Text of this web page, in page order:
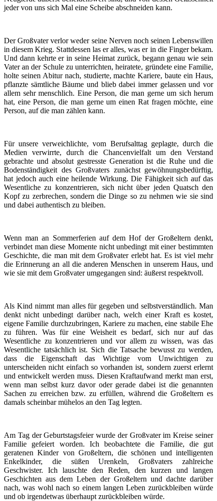
jeder von uns sich Mal eine Scheibe abschneiden kann.
Der Großvater verlor weder seine Nerven noch seinen Lebenswillen
in diesem Krieg. Stattdessen las er alles, was er in die Finger bekam.
Und dann kehrte er in seine Heimat zurück, begann genau wie sein
Vater an der Schule zu unterrichten, heiratete, gründete eine Familie,
holte seinen Abitur nach, studierte, machte Kariere, baute ein Haus,
pflanzte sämtliche Bäume und blieb dabei immer gelassen und vor
allem sehr menschlich. Eine Person, die man gerne um sich herum
hat, eine Person, die man gerne um einen Rat fragen möchte, eine
Person, auf die man zählen kann.
Für unsere verweichlichte, vom Berufsalttag geplagte, durch die
Medien verwirrte, durch die Chancenvielfalt um den Verstand
gebrachte und absolut gestresste Generation ist die Ruhe und die
Bodenständigkeit des Großvaters zunächst gewöhnungsbedürftig,
hat jedoch auch eine heilende Wirkung. Die Fähigkeit sich auf das
Wesentliche zu konzentrieren, sich nicht über jeden Quatsch den
Kopf zu zerbrechen, sondern die Dinge so zu nehmen wie sie sind
und dabei authentisch zu bleiben.
Wenn man an Sommerferien auf dem Hof der Großeltern denkt,
verbindet man diese Momente nicht unbedingt mit einer bestimmten
Geschichte, die man mit dem Großvater erlebt hat. Es ist viel mehr
die Erinnerung an all die anderen Menschen in unserem Haus, und
wie sie mit dem Großvater umgegangen sind: äußerst respektvoll.
Als Kind nimmt man alles für gegeben und selbstverständlich. Man
denkt nicht unbedingt darüber nach, welch einer Kraft es kostet,
eigene Familie durchzubringen, Kariere zu machen, eine stabile Ehe
zu führen. Was für eine Weisheit es bedarf, sich nur auf das
Wesentliche zu konzentrieren und vor allem zu wissen, was das
Wesentliche tatsächlich ist. Sich die Tatsache bewusst zu werden,
dass die Eigenschaft das Wichtige vom Unwichtigen zu
unterscheiden nicht einfach so vorhanden ist, sondern zuerst erlernt
und entwickelt werden muss. Diesen Kraftaufwand merkt man erst,
wenn man selbst kurz davor oder gerade dabei ist die genannten
Sachen zu erreichen bzw. zu erfüllen, während die Großeltern es
damals scheinbar mühelos an den Tag legten.
Am Tag der Geburtstagsfeier wurde der Großvater im Kreise seiner
Familie gefeiert worden. Ich beobachtete die Familie, die gut
geratenen Kinder von Großeltern, die schönen und intelligenten
Enkelkinder, die süßen Urenkeln, Großvaters zahlreiche
Geschwister. Ich lauschte den Reden, den kurzen und langen
Geschichten aus dem Leben der Großeltern und dachte darüber
nach, was wohl nach so einem langen Leben zurückbleiben würde
und ob irgendetwas überhaupt zurückbleiben würde.